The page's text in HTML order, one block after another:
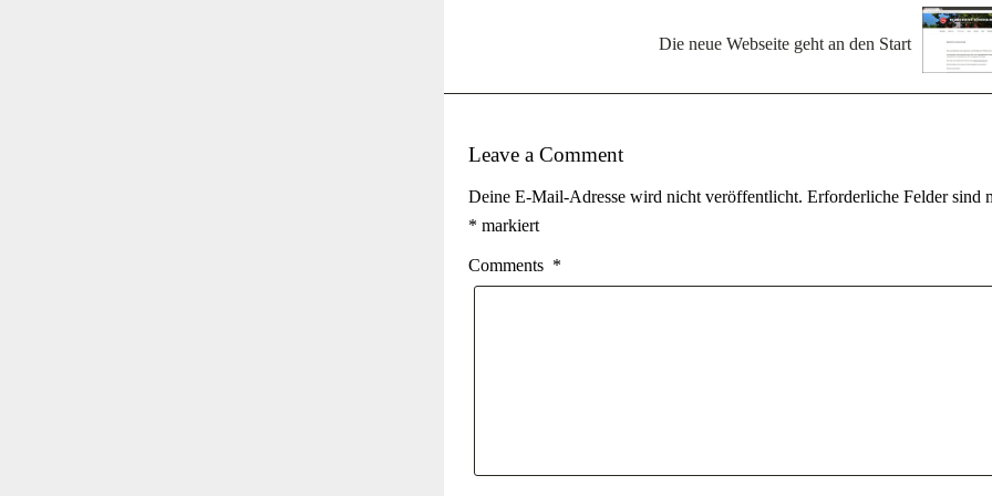
Die neue Webseite geht an den Start
Leave a Comment
Deine E-Mail-Adresse wird nicht veröffentlicht. Erforderliche Felder sind
* markiert
Comments *